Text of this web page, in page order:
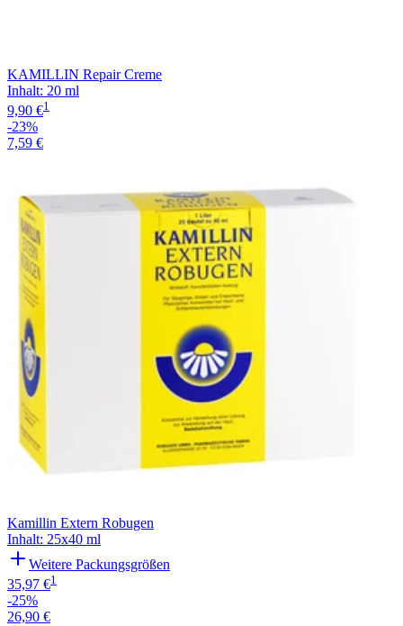
KAMILLIN Repair Creme
Inhalt: 20 ml
9,90 €1
-23%
7,59 €
Kamillin Extern Robugen
Inhalt: 25x40 ml
Weitere Packungsgrößen
35,97 €1
-25%
26,90 €